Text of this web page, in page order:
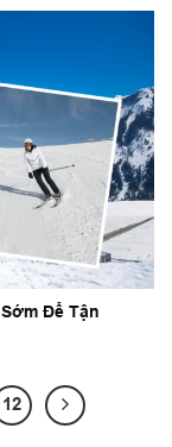
Để Tận
12